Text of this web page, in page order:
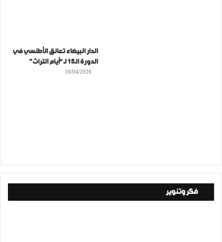
الدار البيضاء تعانق الأطلسي في
الدورة الـ15 لـ “أيام التراث”
18/04/2026
فكر وتنوير